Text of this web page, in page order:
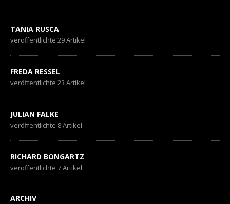
TANIA RUSCA
veröffentlichte 29 Artikel
FREDA RESSEL
veröffentlichte 23 Artikel
JULIAN FALKE
veröffentlichte 8 Artikel
RICHARD BONGARTZ
veröffentlichte 7 Artikel
ARCHIV